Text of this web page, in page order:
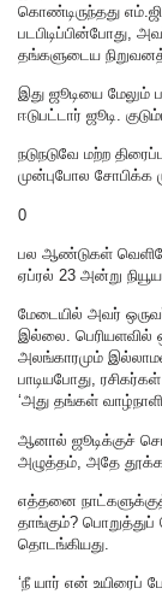
கொண்டிருந்தது
தங்களுடைய
இது ஜூடியை மேலும்
ஈடுபட்டார் ஜூடி.
நடுநடுவே மற்ற
முன்புபோல சோபிக்க
0
பல ஆண்டுகள்
ஏப்ரல் 23 அன்று
மேடையில் அவர்
இல்லை. பெரியளவில்
அலங்காரமும்
பாடியபோது,
‘அது தங்கள்
ஆனால் ஜூடிக்குச்
அழுத்தம், அதே
எத்தனை
தாங்கும்?
தொடங்கியது.
‘நீ யார் என் உயிரைப்